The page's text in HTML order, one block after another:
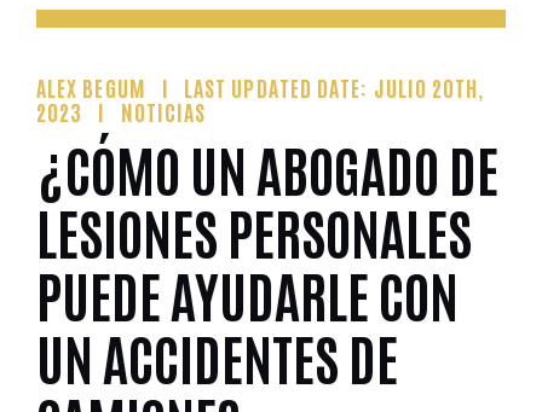
ALEX BEGUM
LAST UPDATED DATE: JULIO 20TH,
2023
NOTICIAS
¿CÓMO UN ABOGADO DE
LESIONES PERSONALES
PUEDE AYUDARLE CON
UN ACCIDENTES DE